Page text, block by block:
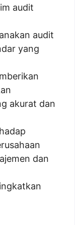
audit
audit
yang
akurat dan
dan